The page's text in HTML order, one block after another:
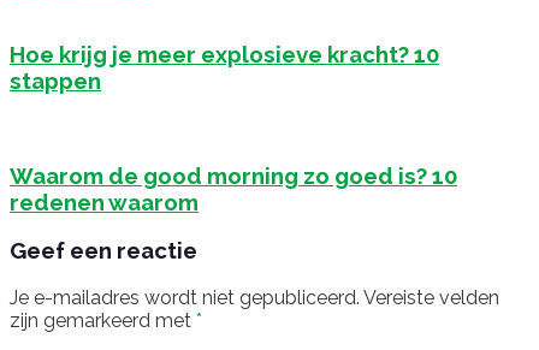
Hoe krijg je meer explosieve kracht? 10
stappen
Waarom de good morning zo goed is? 10
redenen waarom
Geef een reactie
Je e-mailadres wordt niet gepubliceerd. Vereiste velden
zijn gemarkeerd met *